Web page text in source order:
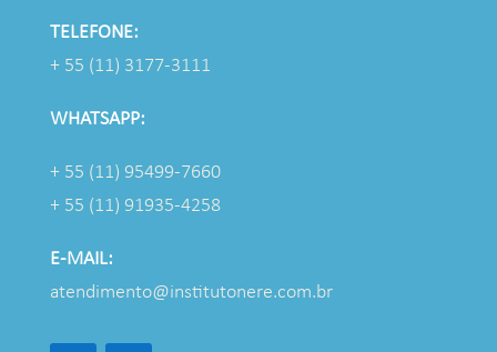
TELEFONE:
+ 55 (11) 3177-3111
WHATSAPP:
+ 55 (11) 95499-7660
+ 55 (11) 91935-4258
E-MAIL:
atendimento@institutonere.com.br